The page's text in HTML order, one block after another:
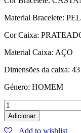
Material Bracelete:
Cor Caixa:
Material Caixa: AÇO
Dimensões da caixa:
Género: HOMEM
Relógio
GANT
Easthill
Branco
Adicionar
Add to wishlist